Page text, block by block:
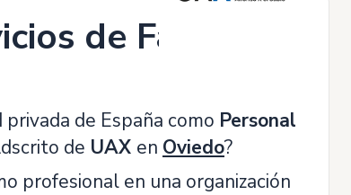
de Facultad
de España como Personal
de UAX en Oviedo?
profesional en una organización